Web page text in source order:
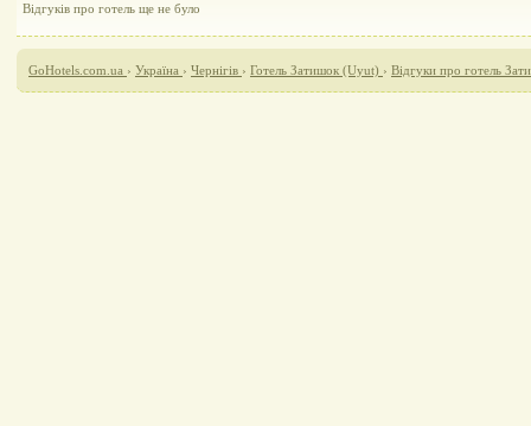
Відгуків про готель ще не було
GoHotels.com.ua › Україна › Чернігів › Готель Затишок (Uyut) › Відгуки про готель